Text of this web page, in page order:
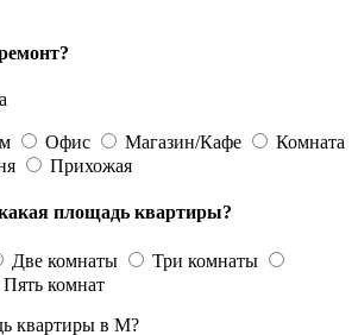
Офис Магазин/Кафе
Комната
Прихожая
площадь квартиры?
Две комнаты
Три комнаты
Пять комнат
квартиры в М?